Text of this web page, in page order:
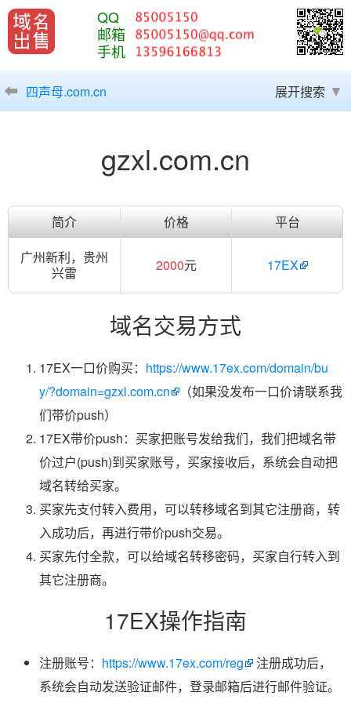
QQ
邮箱
手机
四声母.com.cn 展开搜索
gzxl.com.cn
简介 价格
平台
广州新利，贵州
兴雷
2000元 17EX
域名交易方式
17EX一口价购买： https://www.17ex.com/domain/bu
y/?domain=gzxl.com.cn
（如果没发布一口价请联系我
们带价push）
17EX带价push：买家把账号发给我们，我们把域名带
价过户(push)到买家账号，买家接收后，系统会自动把
域名转给买家。
买家先支付转入费用，可以转移域名到其它注册商，转
入成功后，再进行带价push交易。
买家先付全款，可以给域名转移密码，买家自行转入到
其它注册商。
17EX操作指南
注册账号： https://www.17ex.com/reg
注册成功后，
系统会自动发送验证邮件，登录邮箱后进行邮件验证。